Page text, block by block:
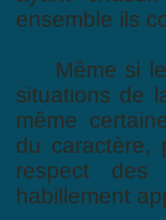
ensemble ils
Même si les
situations de
même
du caractère,
respect des
habillement